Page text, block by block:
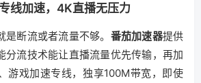
线加速，4K直播无压力
断流或者流量不够。 番茄加速器提供
分流技术能让直播流量优先传输，再加
游戏加速专线，独享100M带宽，即使